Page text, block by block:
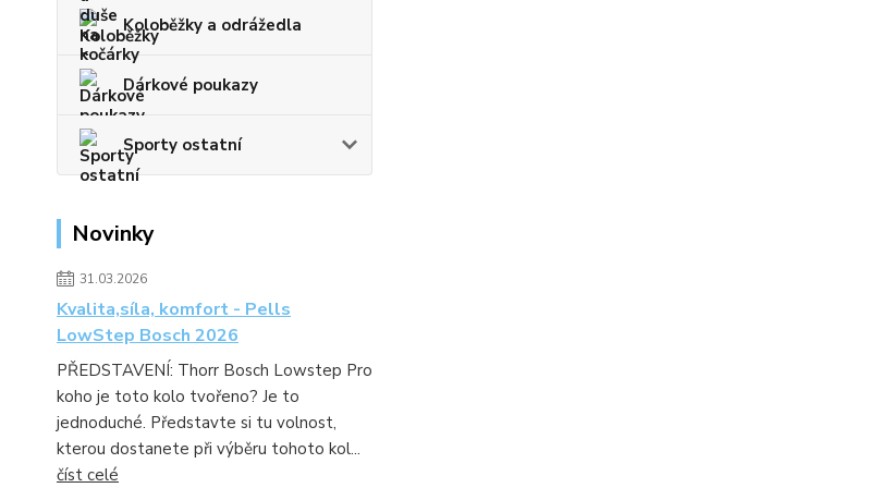
Koloběžky a odrážedla
Dárkové poukazy
Sporty ostatní
Novinky
31.03.2026
Kvalita,síla, komfort - Pells
LowStep Bosch 2026
PŘEDSTAVENÍ: Thorr Bosch Lowstep Pro
koho je toto kolo tvořeno? Je to
jednoduché. Představte si tu volnost,
kterou dostanete při výběru tohoto kol...
číst celé